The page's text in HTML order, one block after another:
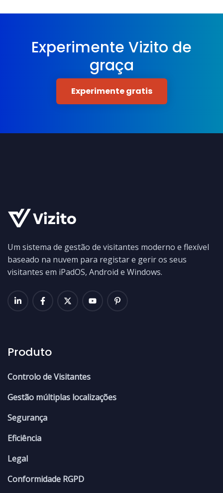
Experimente Vizito de
graça
Experimente gratis
Um sistema de gestão de visitantes moderno e flexível
baseado na nuvem para registar e gerir os seus
visitantes em iPadOS, Android e Windows.
Produto
Controlo de Visitantes
Gestão múltiplas localizações
Segurança
Eficiência
Legal
Conformidade RGPD